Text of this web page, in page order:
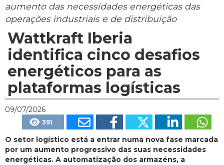
aumento das necessidades energéticas das
operações industriais e de distribuição
Wattkraft Iberia
identifica cinco desafios
energéticos para as
plataformas logísticas
09/07/2026
391
O setor logístico está a entrar numa nova fase marcada
por um aumento progressivo das suas necessidades
energéticas. A automatização dos armazéns, a